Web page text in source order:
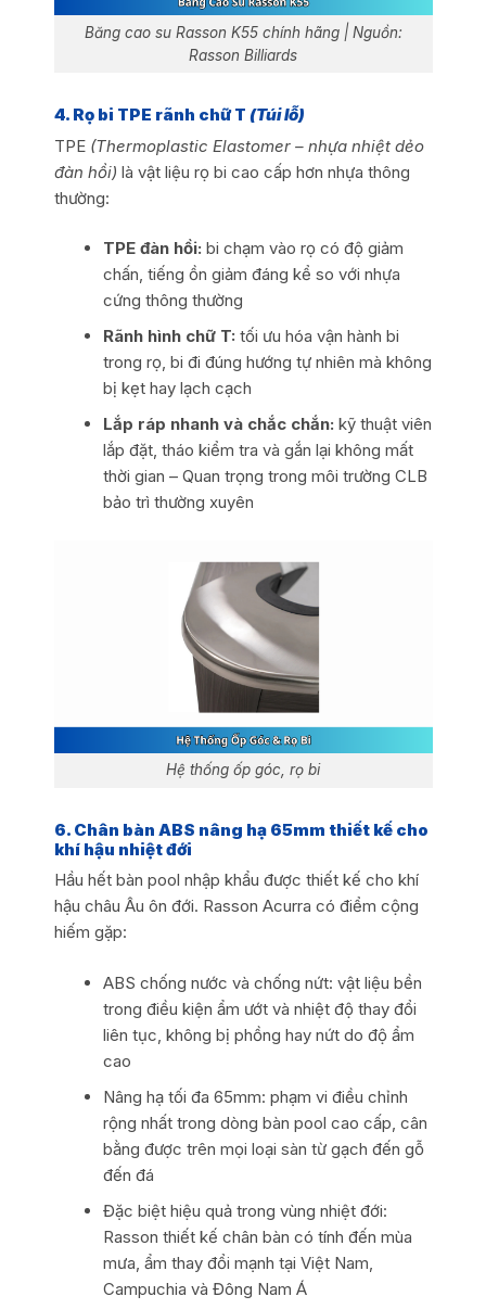
Băng cao su Rasson K55 chính hãng | Nguồn:
Rasson Billiards
4. Rọ bi TPE rãnh chữ T (Túi lỗ)
TPE (Thermoplastic Elastomer – nhựa nhiệt dẻo
đàn hồi) là vật liệu rọ bi cao cấp hơn nhựa thông
thường:
TPE đàn hồi: bi chạm vào rọ có độ giảm
chấn, tiếng ồn giảm đáng kể so với nhựa
cứng thông thường
Rãnh hình chữ T: tối ưu hóa vận hành bi
trong rọ, bi đi đúng hướng tự nhiên mà không
bị kẹt hay lạch cạch
Lắp ráp nhanh và chắc chắn: kỹ thuật viên
lắp đặt, tháo kiểm tra và gắn lại không mất
thời gian – Quan trọng trong môi trường CLB
bảo trì thường xuyên
Hệ thống ốp góc, rọ bi
6. Chân bàn ABS nâng hạ 65mm thiết kế cho
khí hậu nhiệt đới
Hầu hết bàn pool nhập khẩu được thiết kế cho khí
hậu châu Âu ôn đới. Rasson Acurra có điểm cộng
hiếm gặp:
ABS chống nước và chống nứt: vật liệu bền
trong điều kiện ẩm ướt và nhiệt độ thay đổi
liên tục, không bị phồng hay nứt do độ ẩm
cao
Nâng hạ tối đa 65mm: phạm vi điều chỉnh
rộng nhất trong dòng bàn pool cao cấp, cân
bằng được trên mọi loại sàn từ gạch đến gỗ
đến đá
Đặc biệt hiệu quả trong vùng nhiệt đới:
Rasson thiết kế chân bàn có tính đến mùa
mưa, ẩm thay đổi mạnh tại Việt Nam,
Campuchia và Đông Nam Á